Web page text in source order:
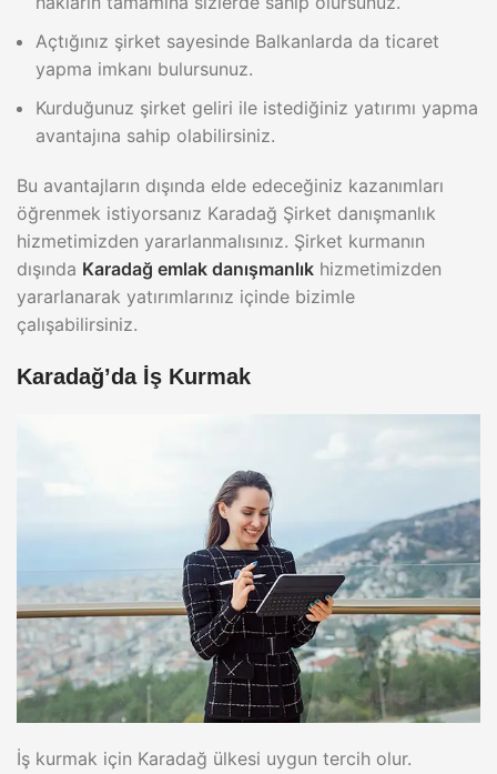
Açtığınız şirket sayesinde Balkanlarda da ticaret
yapma imkanı bulursunuz.
Kurduğunuz şirket geliri ile istediğiniz yatırımı yapma
avantajına sahip olabilirsiniz.
Bu avantajların dışında elde edeceğiniz kazanımları
öğrenmek istiyorsanız Karadağ Şirket danışmanlık
hizmetimizden yararlanmalısınız. Şirket kurmanın
dışında Karadağ emlak danışmanlık hizmetimizden
yararlanarak yatırımlarınız içinde bizimle
çalışabilirsiniz.
Karadağ’da İş Kurmak
İş kurmak için Karadağ ülkesi uygun tercih olur.